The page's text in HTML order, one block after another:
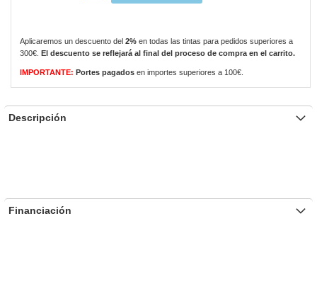
Aplicaremos un descuento del 2% en todas las tintas para pedidos superiores a
300€.
El descuento se reflejará al final del proceso de compra en el carrito.
IMPORTANTE: Portes pagados en importes superiores a 100€.
Descripción
Financiación